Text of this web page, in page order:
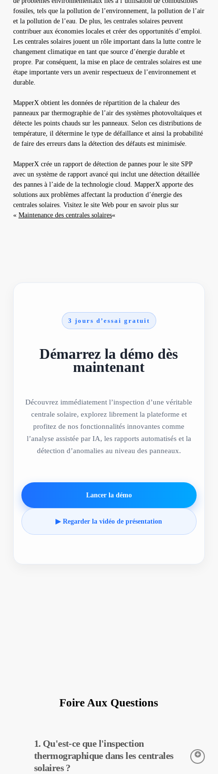
fossiles, tels que la pollution de l’environnement, la pollution de l’air
et la pollution de l’eau. De plus, les centrales solaires peuvent
contribuer aux économies locales et créer des opportunités d’emploi.
Les centrales solaires jouent un rôle important dans la lutte contre le
changement climatique en tant que source d’énergie durable et
propre. Par conséquent, la mise en place de centrales solaires est une
étape importante vers un avenir respectueux de l’environnement et
durable.
MapperX obtient les données de répartition de la chaleur des
panneaux par thermographie de l’air des systèmes photovoltaïques et
détecte les points chauds sur les panneaux. Selon ces distributions de
température, il détermine le type de défaillance et ainsi la probabilité
de faire des erreurs dans la détection des défauts est minimisée.
MapperX crée un rapport de détection de pannes pour le site SPP
avec un système de rapport avancé qui inclut une détection détaillée
des pannes à l’aide de la technologie cloud. MapperX apporte des
solutions aux problèmes affectant la production d’énergie des
centrales solaires. Visitez le site Web pour en savoir plus sur
« Maintenance des centrales solaires«
3 jours d’essai gratuit
Démarrez la démo dès
maintenant
Découvrez immédiatement l’inspection d’une véritable
centrale solaire, explorez librement la plateforme et
profitez de nos fonctionnalités innovantes comme
l’analyse assistée par IA, les rapports automatisés et la
détection d’anomalies au niveau des panneaux.
Lancer la démo
▶ Regarder la vidéo de présentation
Foire Aux Questions
1. Qu'est-ce que l'inspection
thermographique dans les centrales
solaires ?